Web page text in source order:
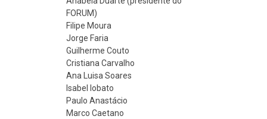
FORUM)
Filipe Moura
Jorge Faria
Guilherme Couto
Cristiana Carvalho
Ana Luisa Soares
Isabel lobato
Paulo Anastácio
Marco Caetano